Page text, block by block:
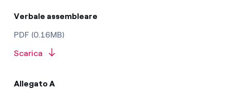
Verbale assembleare
PDF (0.16MB)
Scarica
Allegato A